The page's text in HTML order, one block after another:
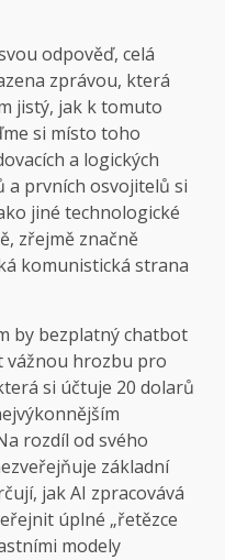
odpověď, celá
zprávou, která
jistý, jak k tomuto
si místo toho
a logických
a prvních osvojitelů si
jiné technologické
zřejmě značně
komunistická strana
by bezplatný chatbot
vážnou hrozbu pro
si účtuje 20 dolarů
rozdíl od svého
základní
jak AI zpracovává
úplné „řetězce
modely